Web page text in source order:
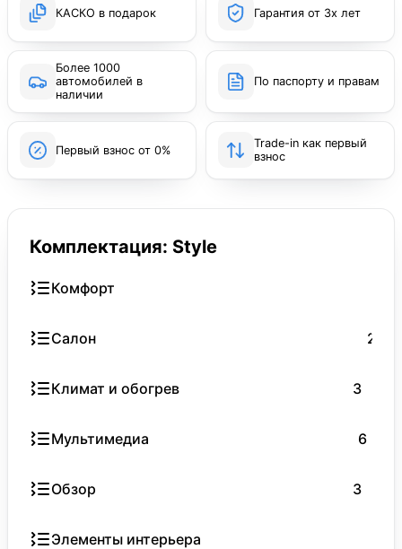
КАСКО в подарок Гарантия от 3х лет
Более 1000
автомобилей в
наличии
По паспорту и правам
Первый взнос от 0%
Trade-in как первый
взнос
Комплектация: Style
Комфорт
Салон 2
Климат и обогрев 3
Мультимедиа 6
Обзор 3
Элементы интерьера